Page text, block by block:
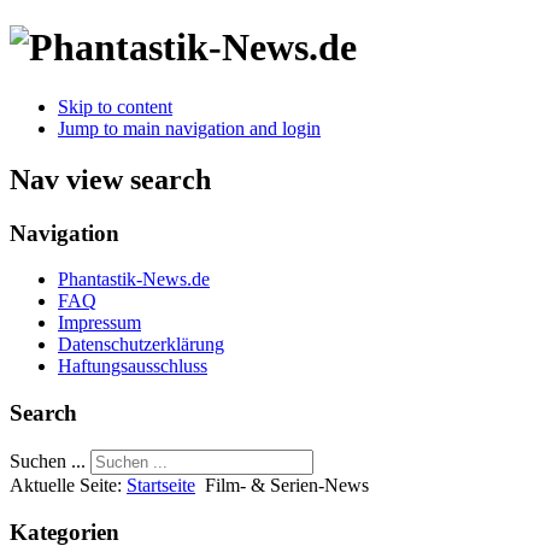
Skip to content
Jump to main navigation and login
Nav view search
Navigation
Phantastik-News.de
FAQ
Impressum
Datenschutzerklärung
Haftungsausschluss
Search
Suchen ...
Aktuelle Seite: Startseite Film- & Serien-News
Kategorien